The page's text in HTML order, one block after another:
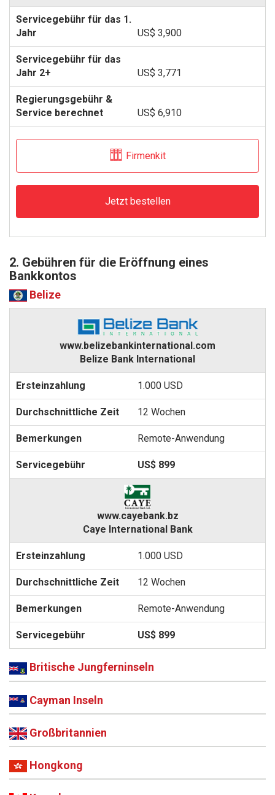
US$ 3,900
US$ 3,771
US$ 6,910
Firmenkit
Jetzt bestellen
2. Gebühren für die Eröffnung eines
Bankkontos
Belize
www.belizebankinternational.com
Belize Bank International
1.000 USD
12 Wochen
Remote-Anwendung
US$ 899
www.cayebank.bz
Caye International Bank
1.000 USD
12 Wochen
Remote-Anwendung
US$ 899
Britische Jungferninseln
Cayman Inseln
Großbritannien
Hongkong